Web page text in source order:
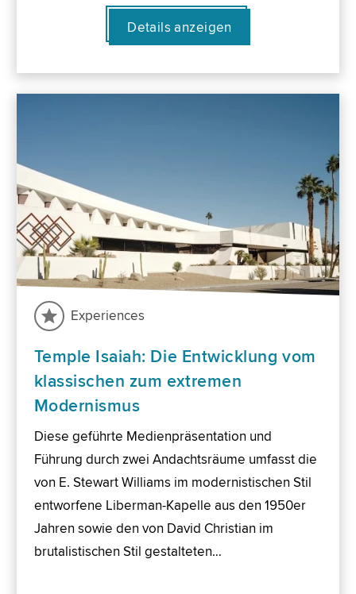
Details anzeigen
Experiences
Temple Isaiah: Die Entwicklung vom
klassischen zum extremen
Modernismus
Diese geführte Medienpräsentation und
Führung durch zwei Andachtsräume umfasst die
von E. Stewart Williams im modernistischen Stil
entworfene Liberman-Kapelle aus den 1950er
Jahren sowie den von David Christian im
brutalistischen Stil gestalteten…